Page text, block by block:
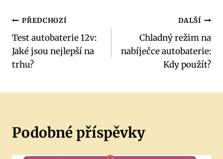
Navigace
pro
příspěvek
PŘEDCHOZÍ
Test autobaterie 12v:
Jaké jsou nejlepší na
trhu?
DALŠÍ
Chladný režim na
nabíječce autobaterie:
Kdy použít?
Podobné příspěvky